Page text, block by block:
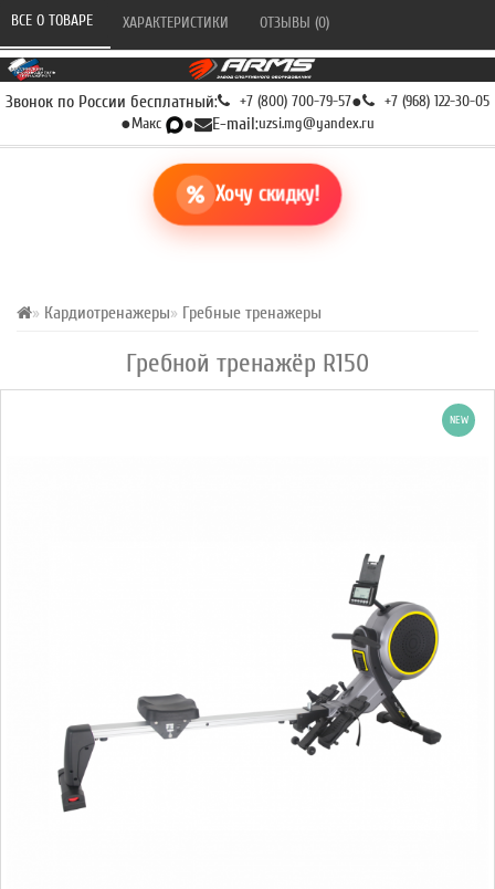
Звонок по России бесплатный: +7 (800) 700-79-57● +7 (968) 122-30-05
●Макс ● E-mail:uzsi.mg@yandex.ru
Хочу скидку!
Кардиотренажеры Гребные тренажеры
Гребной тренажёр R150
ВСЕ О ТОВАРЕ ХАРАКТЕРИСТИКИ ОТЗЫВЫ (0)
NEW